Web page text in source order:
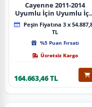
Cayenne 2011-2014
Uyumlu İçin Uyumlu
2019+ Bagaj Facelift
Parça
Peşin Fiyatına 3 x
TL
%5 Puan Fırsatı
Ücretsiz Kargo
164.663,46 TL